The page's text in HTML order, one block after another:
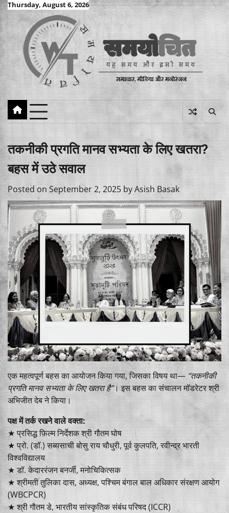
Skip
to
content
Thursday, August 6, 2026
तकनीकी प्रगति मानव सभ्यता के लिए खतरा?
बहस में उठे सवाल
Posted on September 2, 2025 byAsish Basak
एक महत्वपूर्ण बहस का आयोजन किया गया, जिसका विषय था— “तकनीकी
प्रगति मानव सभ्यता के लिए खतरा है”। इस बहस का संचालन मॉडरेटर श्री
अभिजीत देब ने किया।
पक्ष में तर्क रखने वाले वक्ता:
★ प्रसिद्ध फ़िल्म निर्देशक श्री गौतम घोष
★ प्रो. (डॉ.) सब्यसाची बोसु राय चौधुरी, पूर्व कुलपति, रवीन्द्र भारती
विश्वविद्यालय
★ डॉ. केदाररंजन बनर्जी, मनोचिकित्सक
★ श्रीमती तुलिका दास, अध्यक्ष, पश्चिम बंगाल बाल अधिकार संरक्षण आयोग
(WBCPCR)
★ श्री गौतम डे, भारतीय सांस्कृतिक संबंध परिषद (ICCR)